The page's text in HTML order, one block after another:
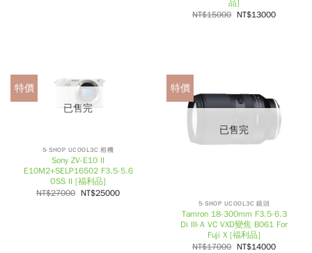
品]
NT$15000 NT$13000
特價
已售完
5-SHOP UCOOL3C 相機
Sony ZV-E10 II
E10M2+SELP16502 F3.5-5.6
OSS II [福利品]
NT$27000 NT$25000
特價
已售完
5-SHOP UCOOL3C 鏡頭
Tamron 18-300mm F3.5-6.3
Di III-A VC VXD變焦 B061 For
Fuji X [福利品]
NT$17000 NT$14000